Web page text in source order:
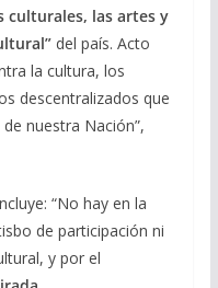
culturales, las artes y
del país. Acto
la cultura, los
descentralizados que
nuestra Nación”,
“No hay en la
de participación ni
y por el